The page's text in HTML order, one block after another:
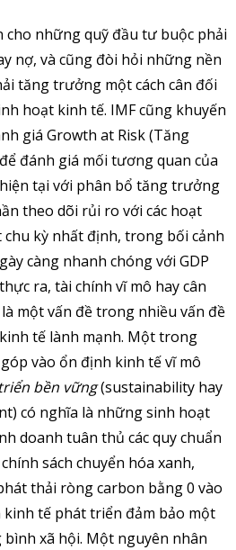
những quỹ đầu tư buộc phải
nợ, và cũng đòi hỏi những nền
tăng trưởng một cách cân đối
hoạt kinh tế. IMF cũng khuyến
giá Growth at Risk (Tăng
đánh giá mối tương quan của
tại với phân bổ tăng trưởng
theo dõi rủi ro với các hoạt
kỳ nhất định, trong bối cảnh
càng nhanh chóng với GDP
ra, tài chính vĩ mô hay cân
một vấn đề trong nhiều vấn đề
tế lành mạnh. Một trong
vào ổn định kinh tế vĩ mô
bền vững(sustainability hay
có nghĩa là những sinh hoạt
doanh tuân thủ các quy chuẩn
sách chuyển hóa xanh,
thải ròng carbon bằng 0 vào
kinh tế phát triển đảm bảo một
bình xã hội. Một nguyên nhân